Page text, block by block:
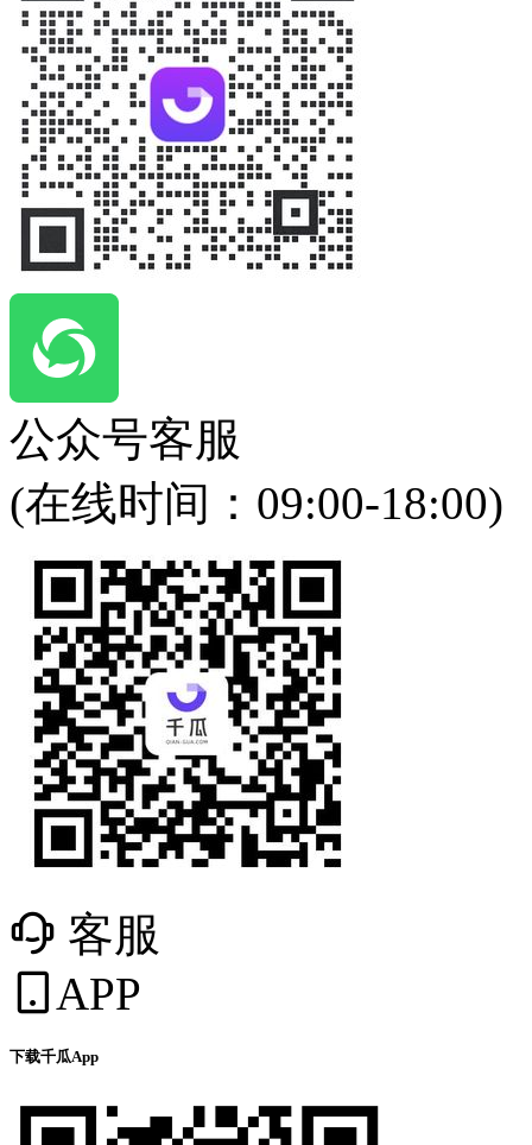
公众号客服
(在线时间： 09:00-18:00)
客服
APP
下载千瓜App